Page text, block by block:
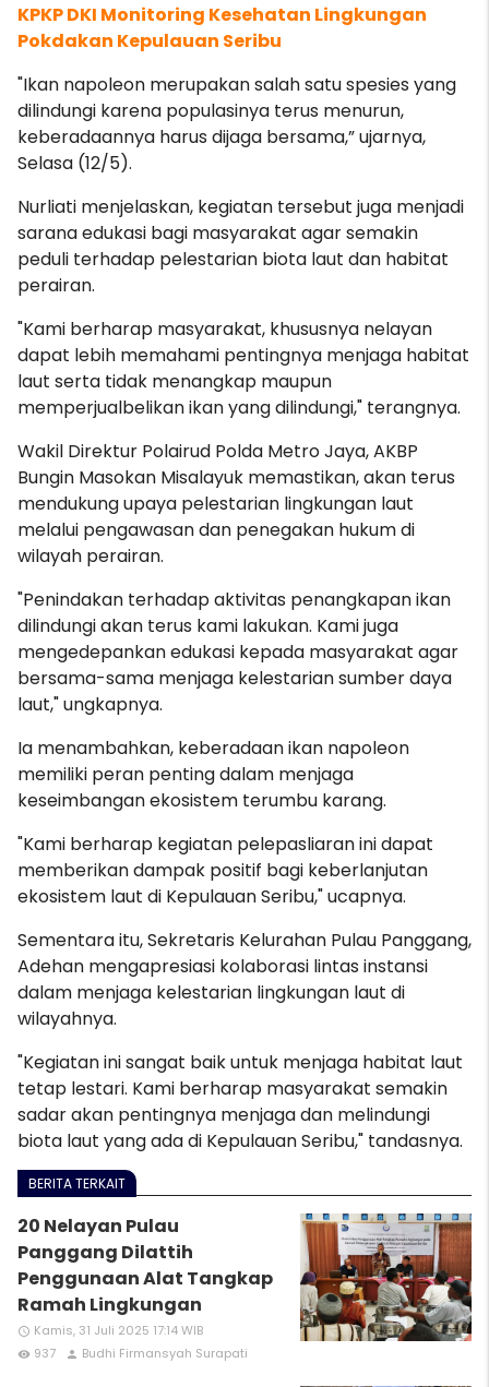
KPKP DKI Monitoring Kesehatan Lingkungan
Pokdakan Kepulauan Seribu
"Ikan napoleon merupakan salah satu spesies yang
dilindungi karena populasinya terus menurun,
keberadaannya harus dijaga bersama,” ujarnya,
Selasa (12/5).
Nurliati menjelaskan, kegiatan tersebut juga menjadi
sarana edukasi bagi masyarakat agar semakin
peduli terhadap pelestarian biota laut dan habitat
perairan.
"Kami berharap masyarakat, khususnya nelayan
dapat lebih memahami pentingnya menjaga habitat
laut serta tidak menangkap maupun
memperjualbelikan ikan yang dilindungi," terangnya.
Wakil Direktur Polairud Polda Metro Jaya, AKBP
Bungin Masokan Misalayuk memastikan, akan terus
mendukung upaya pelestarian lingkungan laut
melalui pengawasan dan penegakan hukum di
wilayah perairan.
"Penindakan terhadap aktivitas penangkapan ikan
dilindungi akan terus kami lakukan. Kami juga
mengedepankan edukasi kepada masyarakat agar
bersama-sama menjaga kelestarian sumber daya
laut," ungkapnya.
Ia menambahkan, keberadaan ikan napoleon
memiliki peran penting dalam menjaga
keseimbangan ekosistem terumbu karang.
"Kami berharap kegiatan pelepasliaran ini dapat
memberikan dampak positif bagi keberlanjutan
ekosistem laut di Kepulauan Seribu," ucapnya.
Sementara itu, Sekretaris Kelurahan Pulau Panggang,
Adehan mengapresiasi kolaborasi lintas instansi
dalam menjaga kelestarian lingkungan laut di
wilayahnya.
"Kegiatan ini sangat baik untuk menjaga habitat laut
tetap lestari. Kami berharap masyarakat semakin
sadar akan pentingnya menjaga dan melindungi
biota laut yang ada di Kepulauan Seribu," tandasnya.
BERITA TERKAIT
20 Nelayan Pulau
Panggang Dilattih
Penggunaan Alat Tangkap
Ramah Lingkungan
access_time Kamis, 31 Juli 2025 17:14 WIB
remove_red_eye 937 person Budhi Firmansyah Surapati